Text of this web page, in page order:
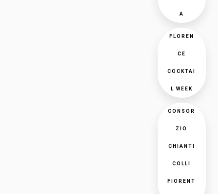
A
FLOREN
CE
COCKTAI
L WEEK
CONSOR
ZIO
CHIANTI
COLLI
FIORENT